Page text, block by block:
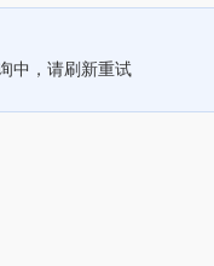
中，请刷新重试